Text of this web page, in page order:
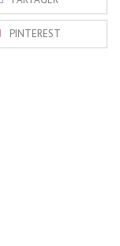
PINTEREST